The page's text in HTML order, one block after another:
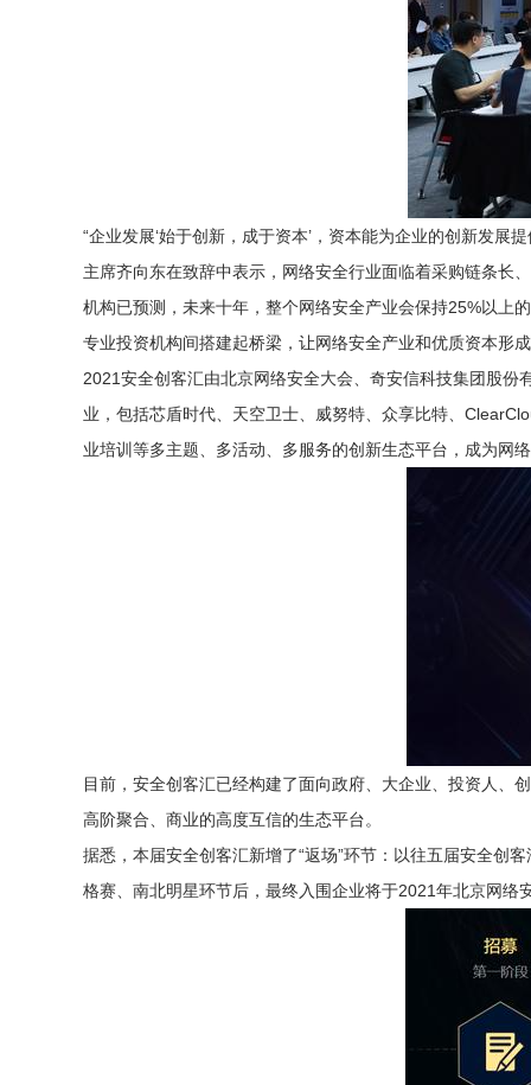
“企业发展‘始于创新，成于资本’，资本能为企业的创新发
主席齐向东在致辞中表示，网络安全行业面临着采购链条长
机构已预测，未来十年，整个网络安全产业会保持25%以上
专业投资机构间搭建起桥梁，让网络安全产业和优质资本形
2021安全创客汇由北京网络安全大会、奇安信科技集团股
业，包括芯盾时代、天空卫士、威努特、众享比特、
业培训等多主题、多活动、多服务的创新生态平台，成为网
目前，安全创客汇已经构建了面向政府、大企业、投资人、
高阶聚合、商业的高度互信的生态平台。
据悉，本届安全创客汇新增了“返场”环节：以往五届安全创
格赛、南北明星环节后，最终入围企业将于2021年北京网